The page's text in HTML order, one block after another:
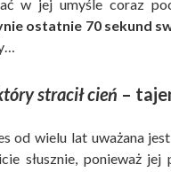
w jej umyśle coraz
ostatnie 70 sekund
stracił cień –
od wielu lat uważana
słusznie, ponieważ